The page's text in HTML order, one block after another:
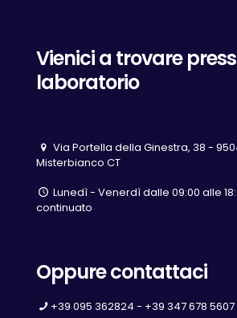
Vienici a trovare
laboratorio
Via Portella della Ginestra, 38 -
Misterbianco CT
Lunedì - Venerdì dalle 09:00 alle
continuato
Oppure contattaci
+39 095 362824 - +39 347 678 5607